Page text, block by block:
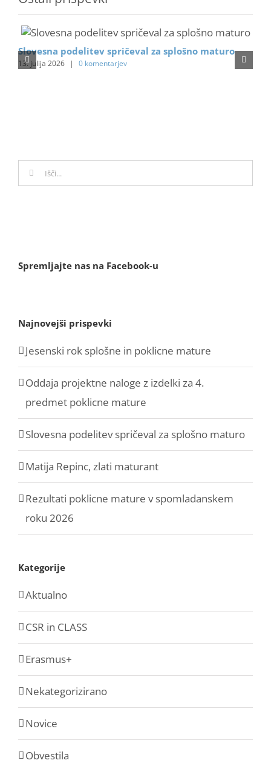
Slovesna podelitev spričeval za splošno maturo
13. julija 2026 | 0 komentarjev
Search
for:
Spremljajte nas na Facebook-u
Najnovejši prispevki
Jesenski rok splošne in poklicne mature
Oddaja projektne naloge z izdelki za 4.
predmet poklicne mature
Slovesna podelitev spričeval za splošno maturo
Matija Repinc, zlati maturant
Rezultati poklicne mature v spomladanskem
roku 2026
Kategorije
Aktualno
CSR in CLASS
Erasmus+
Nekategorizirano
Novice
Obvestila